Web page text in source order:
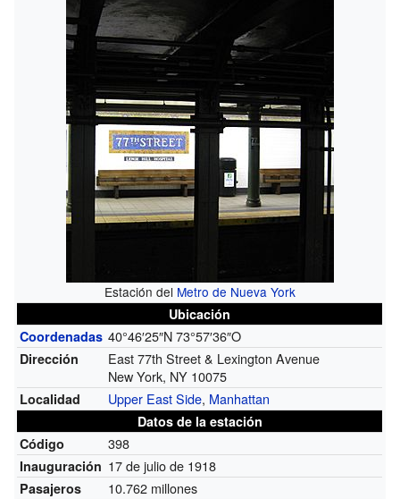
Estación del Metro de Nueva York
Ubicación
Coordenadas 40°46′25″N73°57′36″O
Dirección
East 77th Street & Lexington Avenue
New York, NY 10075
Localidad Upper East Side, Manhattan
Datos de la estación
Código
398
Inauguración 17 de julio de 1918
Pasajeros 10.762 millones